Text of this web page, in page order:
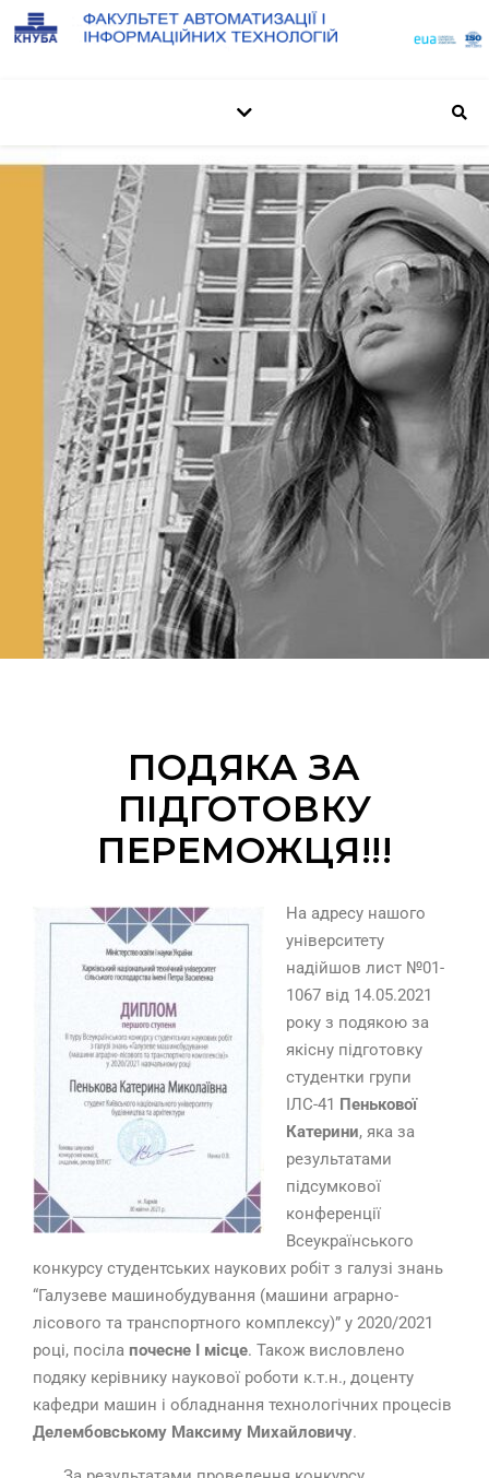
ПОДЯКА ЗА
ПІДГОТОВКУ
ПЕРЕМОЖЦЯ!!!
На адресу нашого
університету
надійшов лист №01-
1067 від 14.05.2021
року з подякою за
якісну підготовку
студентки групи
ІЛС-41 Пенькової
Катерини, яка за
результатами
підсумкової
конференції
Всеукраїнського
конкурсу студентських наукових робіт з галузі знань
“Галузеве машинобудування (машини аграрно-
лісового та транспортного комплексу)” у 2020/2021
році, посіла почесне І місце. Також висловлено
подяку керівнику наукової роботи к.т.н., доценту
кафедри машин і обладнання технологічних процесів
Делембовському Максиму Михайловичу.